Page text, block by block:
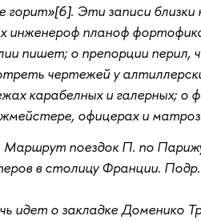
горит»[6]. Эти записи
инженероф планоф
пишет; о препорции перил,
чертежей у
карабелных и галерных; о
офицерах и
Маршрут поездок П. по
в столицуФранции. Подр.
идет о закладке Доменико